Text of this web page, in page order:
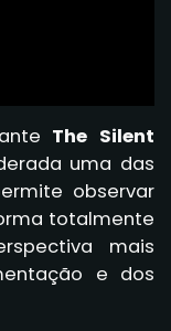
The Silent
uma das
observar
totalmente
mais
e dos